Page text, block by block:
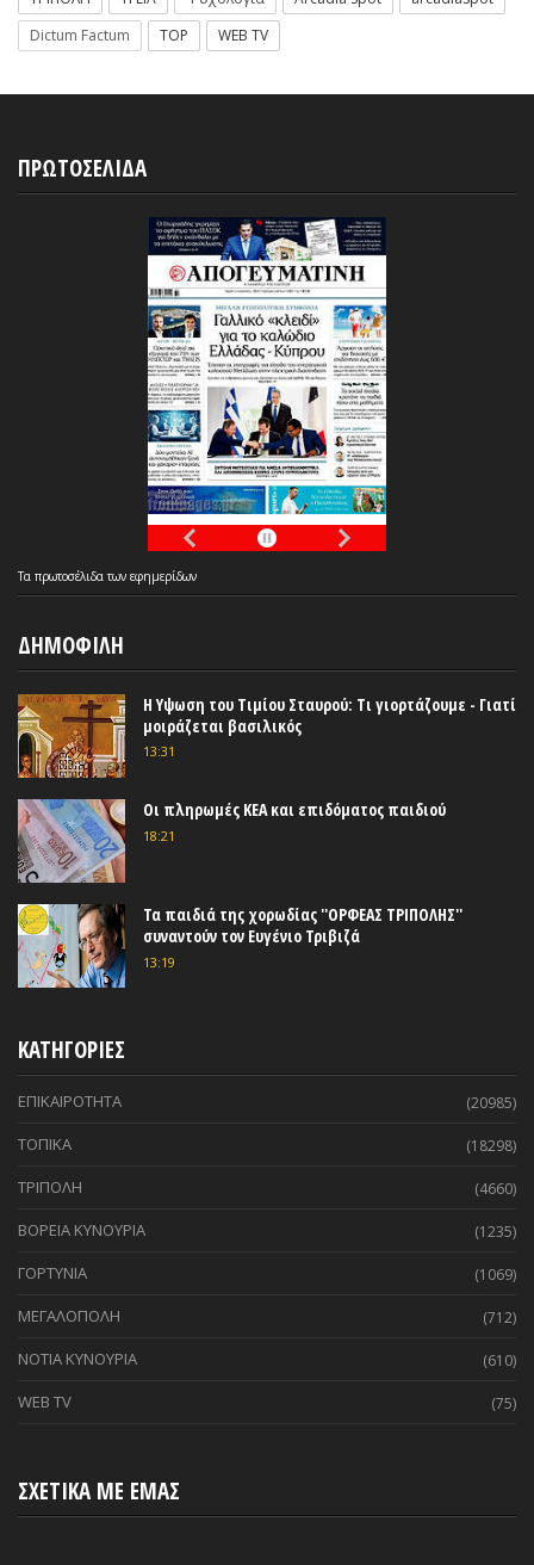
Dictum Factum
TOP WEB TV
ΠΡΩΤΟΣΕΛΙΔΑ
Τα πρωτοσέλιδατων εφημερίδων
ΔΗΜΟΦΙΛΗ
Η Υψωση του Τιμίου Σταυρού: Τι γιορτάζουμε - Γιατί
μοιράζεται βασιλικός
13:31
Οι πληρωμές ΚΕΑ και επιδόματος παιδιού
18:21
Τα παιδιά της χορωδίας ''ΟΡΦΕΑΣ ΤΡΙΠΟΛΗΣ''
συναντούν τον Ευγένιο Τριβιζά
13:19
ΚΑΤΗΓΟΡΙΕΣ
ΕΠΙΚΑΙΡΟΤΗΤΑ (20985)
ΤΟΠΙΚΑ (18298)
ΤΡΙΠΟΛΗ (4660)
ΒΟΡΕΙΑ ΚΥΝΟΥΡΙΑ (1235)
ΓΟΡΤΥΝΙΑ (1069)
ΜΕΓΑΛΟΠΟΛΗ (712)
ΝΟΤΙΑ ΚΥΝΟΥΡΙΑ (610)
WEB TV (75)
ΣΧΕΤΙΚΑ ΜΕ ΕΜΑΣ